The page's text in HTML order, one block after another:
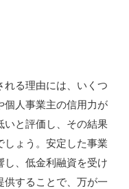
れる理由には、いくつ
個人事業主の信用力が
いと評価し、その結果
しょう。安定した事業
、低金利融資を受け
することで、万が一